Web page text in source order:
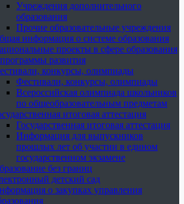
Учреждения дополнительного
образования
Прочие образовательные учреждения
информация о системе образования
проекты в сфере образования
развития
конкурсы, олимпиады
Фестивали, конкурсы, олимпиады
Всероссийская олимпиада школьников
по общеобразовательным предметам
итоговая аттестация
Государственная итоговая аттестация
Информация для выпускников
прошлых лет об участии в едином
государственном экзамене
без границ
детский сад
о закупках управления